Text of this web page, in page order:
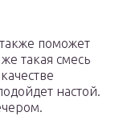
поможет
такая смесь
настой.